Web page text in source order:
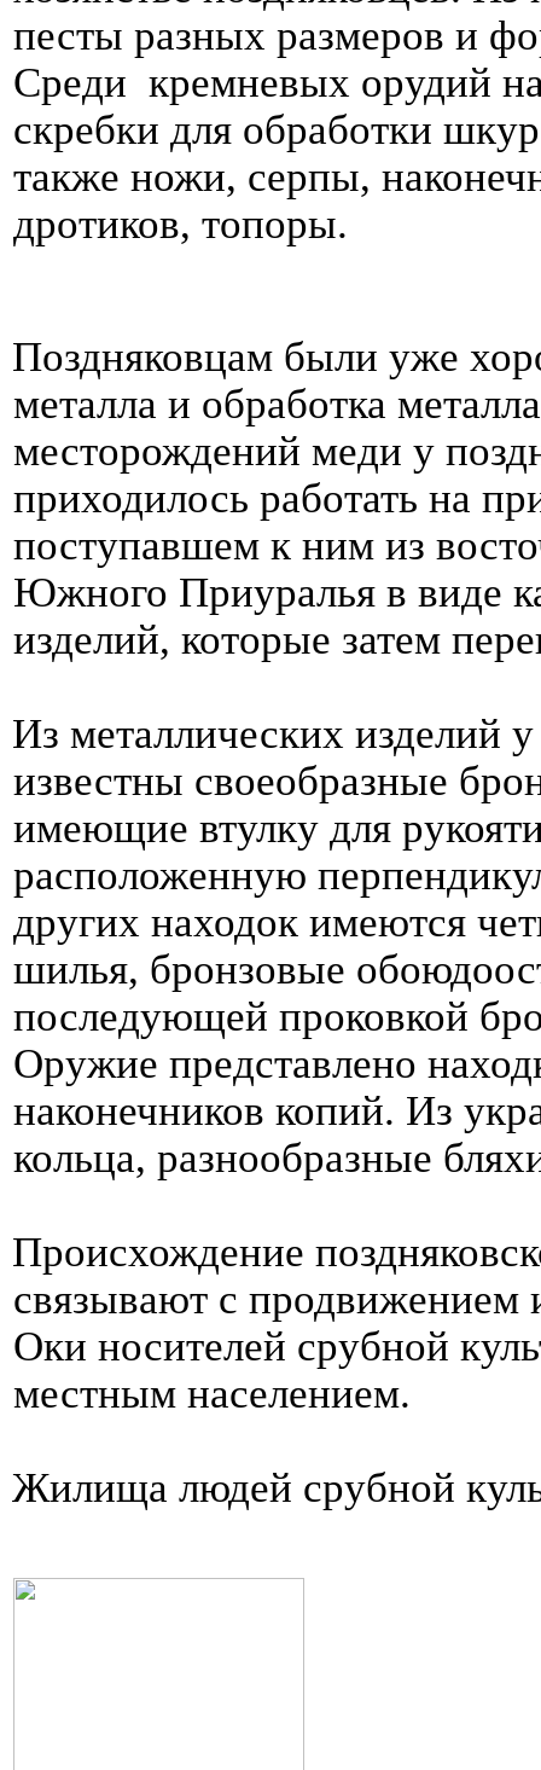
песты разных размеров и
Среди кремневых орудий
скребки для обработки
также ножи, серпы,
дротиков, топоры.
Поздняковцам были уже
металла и обработка
месторождений меди у
приходилось работать на
поступавшем к ним из
Южного Приуралья в виде
изделий, которые затем
Из металлических изделий
известны своеобразные
имеющие втулку для
расположенную
других находок имеются
шилья, бронзовые
последующей проковкой
Оружие представлено
наконечников копий. Из
кольца, разнообразные
Происхождение
связывают с продвижением
Оки носителей срубной
местным населением.
Жилища людей срубной